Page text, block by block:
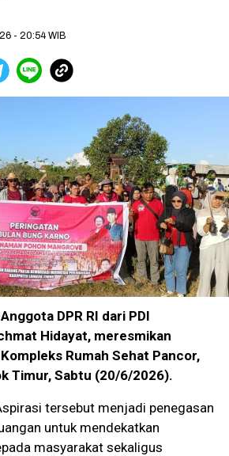
- 20:54 WIB
DPR RI dari PDI
Hidayat, meresmikan
Rumah Sehat Pancor,
Timur, Sabtu (20/6/2026).
tersebut menjadi penegasan
untuk mendekatkan
masyarakat sekaligus